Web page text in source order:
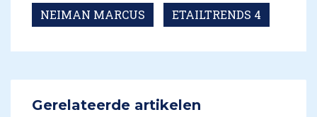
NEIMAN MARCUS ETAILTRENDS 4
Gerelateerde artikelen